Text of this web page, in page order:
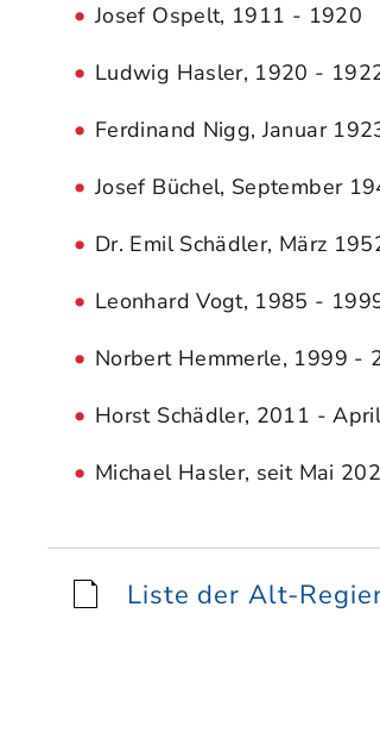
Josef Ospelt, 1911 - 1920
Ludwig Hasler, 1920 -
Ferdinand Nigg, Januar
Josef Büchel, September
Dr. Emil Schädler, März
Leonhard Vogt, 1985 -
Norbert Hemmerle, 1999 -
Horst Schädler, 2011 -
Michael Hasler, seit Mai
Liste der Alt-